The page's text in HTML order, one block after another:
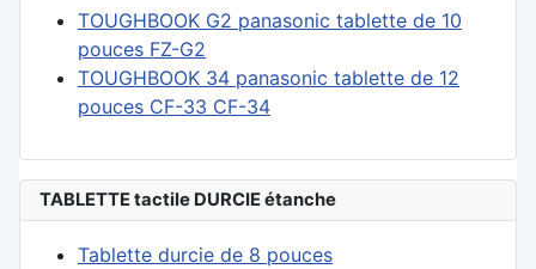
TOUGHBOOK G2 panasonic tablette de 10
pouces FZ-G2
TOUGHBOOK 34 panasonic tablette de 12
pouces CF-33 CF-34
TABLETTE tactile DURCIE étanche
Tablette durcie de 8 pouces